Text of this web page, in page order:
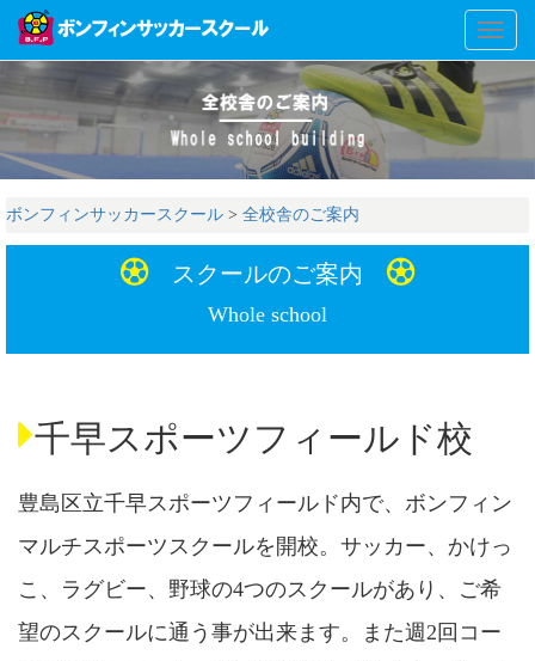
Toggle
ボンフィンサッカースクール > 全校舎のご案内
スクールのご案内
Whole school
千早スポーツフィールド校
豊島区立千早スポーツフィールド内で、ボンフィン
マルチスポーツスクールを開校。サッカー、かけっ
こ、ラグビー、野球の4つのスクールがあり、ご希
望のスクールに通う事が出来ます。また週2回コー